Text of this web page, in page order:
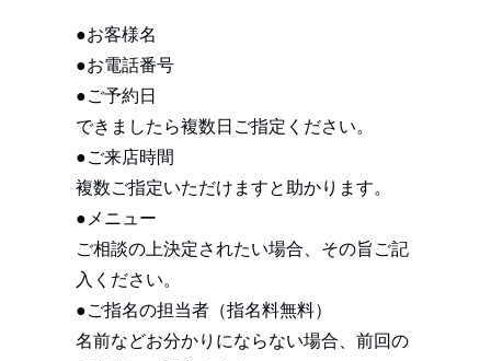
●お客様名
●お電話番号
●ご予約日
できましたら複数日ご指定ください。
●ご来店時間
複数ご指定いただけますと助かります。
●メニュー
ご相談の上決定されたい場合、その旨ご記
入ください。
●ご指名の担当者（指名料無料）
名前などお分かりにならない場合、前回の